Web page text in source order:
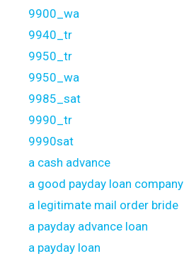
9900_wa
9940_tr
9950_tr
9950_wa
9985_sat
9990_tr
9990sat
a cash advance
a good payday loan company
a legitimate mail order bride
a payday advance loan
a payday loan